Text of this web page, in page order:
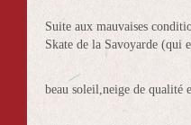
Suite aux mauvaises
Skate de la Savoyarde (qui
beau soleil,neige de qualité